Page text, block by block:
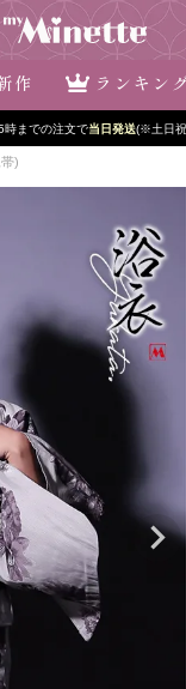
作 ランキン
時までの注文で当日発送(※土日
)